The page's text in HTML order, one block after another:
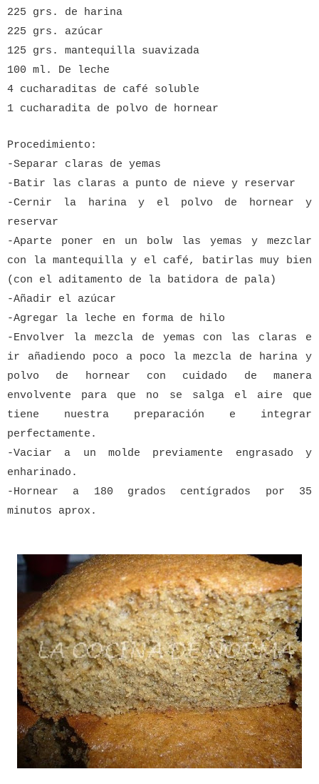
225 grs. de harina
225 grs. azúcar
125 grs. mantequilla suavizada
100 ml. De leche
4 cucharaditas de café soluble
1 cucharadita de polvo de hornear
Procedimiento:
-Separar claras de yemas
-Batir las claras a punto de nieve y reservar
-Cernir la harina y el polvo de hornear y
reservar
-Aparte poner en un bolw las yemas y mezclar
con la mantequilla y el café, batirlas muy bien
(con el aditamento de la batidora de pala)
-Añadir el azúcar
-Agregar la leche en forma de hilo
-Envolver la mezcla de yemas con las claras e
ir añadiendo poco a poco la mezcla de harina y
polvo de hornear con cuidado de manera
envolvente para que no se salga el aire que
tiene nuestra preparación e integrar
perfectamente.
-Vaciar a un molde previamente engrasado y
enharinado.
-Hornear a 180 grados centígrados por 35
minutos aprox.